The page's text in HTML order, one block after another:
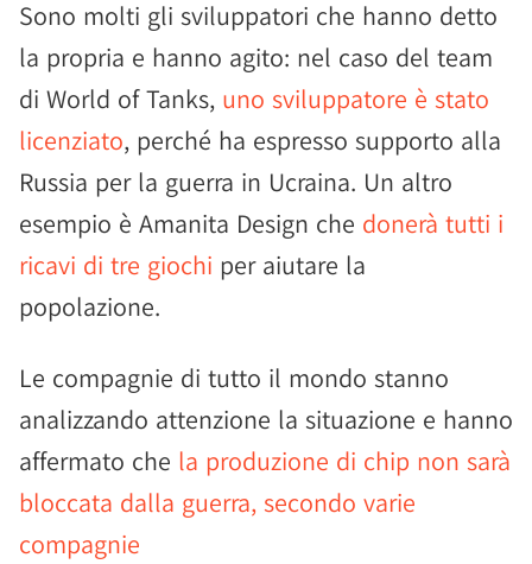
Sono molti gli sviluppatori che hanno detto
la propria e hanno agito: nel caso del team
di World of Tanks, uno sviluppatore è stato
licenziato, perché ha espresso supporto alla
Russia per la guerra in Ucraina. Un altro
esempio è Amanita Design che donerà tutti i
ricavi di tre giochi per aiutare la
popolazione.
Le compagnie di tutto il mondo stanno
analizzando attenzione la situazione e hanno
affermato che la produzione di chip non sarà
bloccata dalla guerra, secondo varie
compagnie